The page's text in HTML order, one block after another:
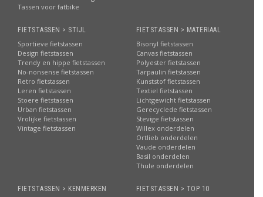
Tassen voor fatbike
FIETSTASSEN > STIJL
Sportieve fietstassen
Design fietstassen
Trendy en hippe fietstassen
No-nonsense fietstassen
Retro fietstassen
Leren fietstassen
Stoere fietstassen
Urban fietstassen
Vrolijke fietstassen
Vintage fietstassen
FIETSTASSEN > MATERIAAL
Bisonyl fietstassen
Canvas fietstassen
Polyester fietstassen
Tarpaulin fietstassen
Kunststof fietstassen
Textiel fietstassen
Lichtgewicht fietstassen
Gerecyclede fietstassen
Stevige fietstassen
Willex onderdelen
Ortlieb onderdelen
Vaude onderdelen
Basil onderdelen
Thule onderdelen
FIETSTASSEN > KENMERKEN
FIETSTASSEN > TOP 10